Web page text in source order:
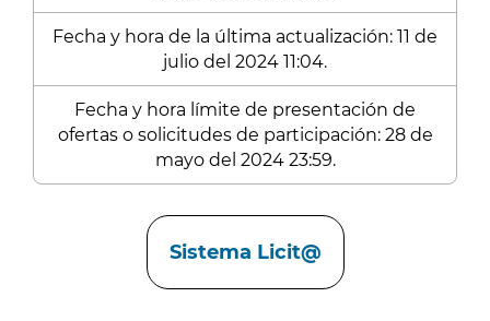
Fecha y hora de la última actualización: 11 de
julio del 2024 11:04.
Fecha y hora límite de presentación de
ofertas o solicitudes de participación: 28 de
mayo del 2024 23:59.
Sistema Licit@